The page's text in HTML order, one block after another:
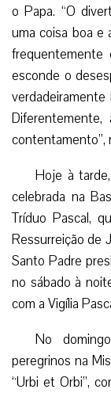
o Papa. “O
uma coisa boa e
frequentemente
esconde o
contentamento”,
Hoje à
celebrada na
Tríduo Pascal,
Ressurreição de
Santo Padre
no sábado à
com a Vigília
No
peregrinos na
“Urbi et Orbi”,